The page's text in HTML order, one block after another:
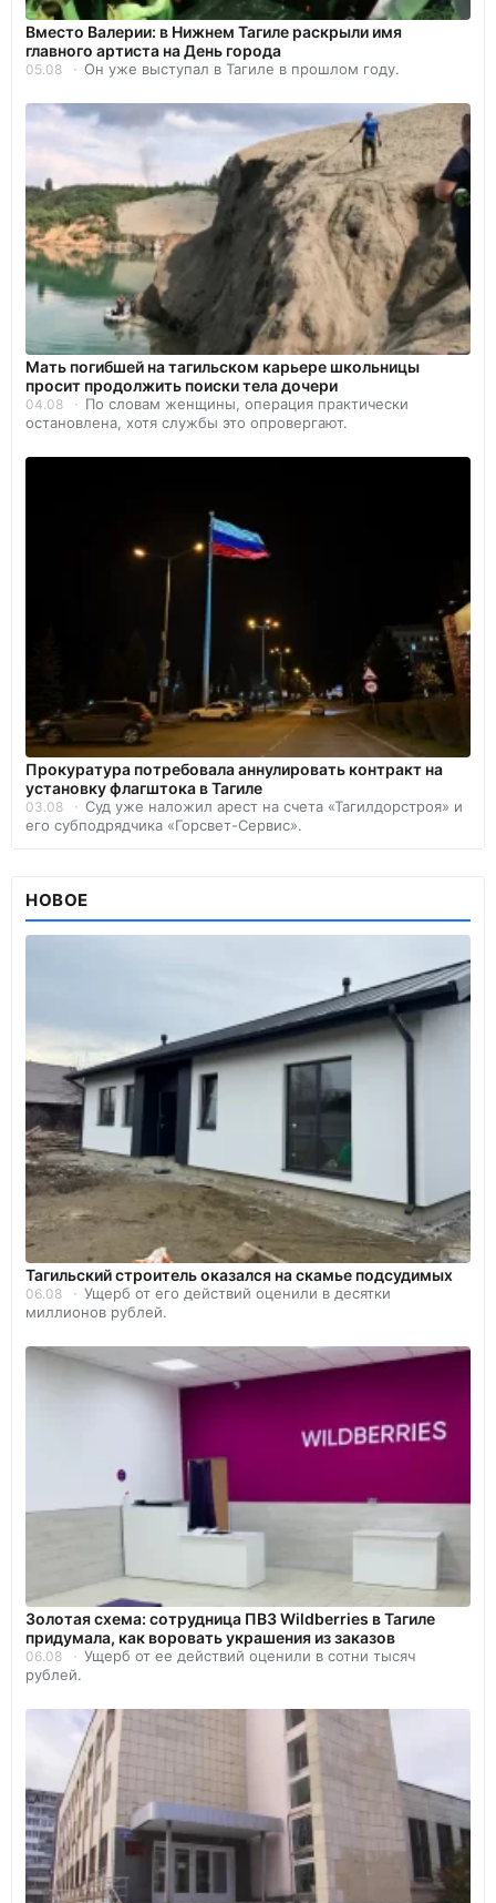
Вместо Валерии: в Нижнем Тагиле раскрыли имя
главного артиста на День города
05.08 Он уже выступал в Тагиле в прошлом году.
Мать погибшей на тагильском карьере школьницы
просит продолжить поиски тела дочери
04.08
По словам женщины, операция практически
остановлена, хотя службы это опровергают.
Прокуратура потребовала аннулировать контракт на
установку флагштока в Тагиле
03.08
Суд уже наложил арест на счета «Тагилдорстроя» и
его субподрядчика «Горсвет-Сервис».
НОВОЕ
Тагильский строитель оказался на скамье подсудимых
06.08
Ущерб от его действий оценили в десятки
миллионов рублей.
Золотая схема: сотрудница ПВЗ Wildberries в Тагиле
придумала, как воровать украшения из заказов
06.08
Ущерб от ее действий оценили в сотни тысяч
рублей.